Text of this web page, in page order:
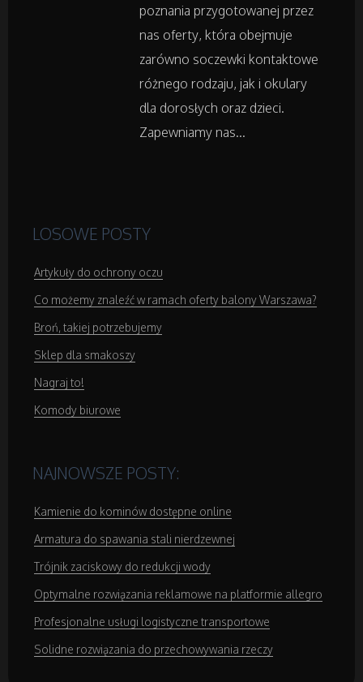
Salony Kosmetyczne
Domeny
Kontakt
poznania przygotowanej przez
nas oferty, która obejmuje
zarówno soczewki kontaktowe
różnego rodzaju, jak i okulary
dla dorosłych oraz dzieci.
Zapewniamy nas...
LOSOWE POSTY
Artykuły do ochrony oczu
Co możemy znaleźć w ramach oferty balony Warszawa?
Broń, takiej potrzebujemy
Sklep dla smakoszy
Nagraj to!
Komody biurowe
NAJNOWSZE POSTY:
Kamienie do kominów dostępne online
Armatura do spawania stali nierdzewnej
Trójnik zaciskowy do redukcji wody
Optymalne rozwiązania reklamowe na platformie allegro
Profesjonalne usługi logistyczne transportowe
Solidne rozwiązania do przechowywania rzeczy